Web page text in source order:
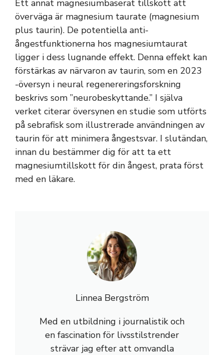
Ett annat magnesiumbaserat tillskott att
överväga är magnesium taurate (magnesium
plus taurin). De potentiella anti-
ångestfunktionerna hos magnesiumtaurat
ligger i dess lugnande effekt. Denna effekt kan
förstärkas av närvaron av taurin, som en 2023
-översyn i neural regenereringsforskning
beskrivs som ”neurobeskyttande.” I själva
verket citerar översynen en studie som utförts
på sebrafisk som illustrerade användningen av
taurin för att minimera ångestsvar. I slutändan,
innan du bestämmer dig för att ta ett
magnesiumtillskott för din ångest, prata först
med en läkare.
Linnea Bergström
Med en utbildning i journalistik och
en fascination för livsstilstrender
strävar jag efter att omvandla